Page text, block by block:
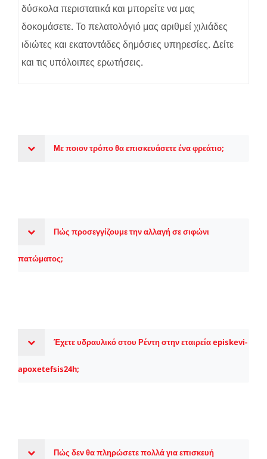
δύσκολα περιστατικά και μπορείτε να μας
δοκομάσετε. Το πελατολόγιό μας αριθμεί χιλιάδες
ιδιώτες και εκατοντάδες δημόσιες υπηρεσίες. Δείτε
και τις υπόλοιπες ερωτήσεις.
Με ποιον τρόπο θα επισκευάσετε ένα φρεάτιο;
Πώς προσεγγίζουμε την αλλαγή σε σιφώνι
πατώματος;
Έχετε υδραυλικό στου Ρέντη στην εταιρεία episkevi-
apoxetefsis24h;
Πώς δεν θα πληρώσετε πολλά για επισκευή